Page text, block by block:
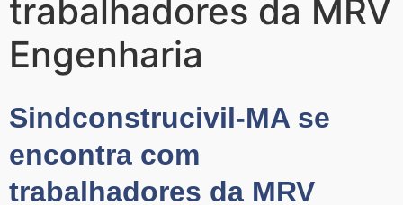
trabalhadores da MRV
Engenharia
Sindconstrucivil-MA se
encontra com
trabalhadores da MRV